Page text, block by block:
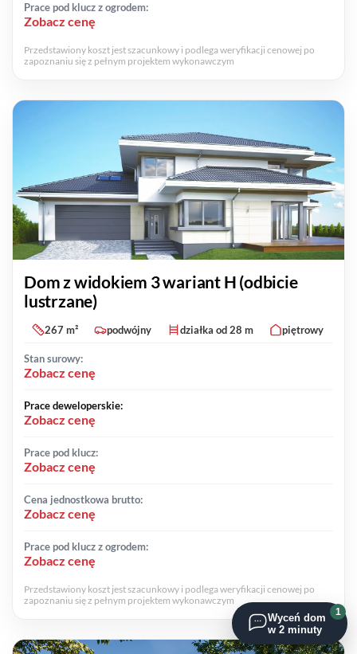
Prace pod klucz z ogrodem:
Zobacz cenę
Przedstawiony koszt jest szacunkowy i podlega weryfikacji cenowej po
zapoznaniu się z pełnym projektem wykonawczym
Dom z widokiem 3 wariant H (odbicie
lustrzane)
267 m² podwójny działka od 28 m piętrowy
Stan surowy:
Zobacz cenę
Prace deweloperskie:
Zobacz cenę
Prace pod klucz:
Zobacz cenę
Cena jednostkowa brutto:
Zobacz cenę
Prace pod klucz z ogrodem:
Zobacz cenę
Przedstawiony koszt jest szacunkowy i podlega weryfikacji cenowej po
zapoznaniu się z pełnym projektem wykonawczym
1
Wyceń dom
w 2 minuty